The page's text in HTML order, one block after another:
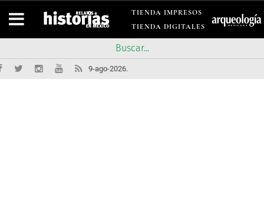
TIENDA IMPRESOS
TIENDA DIGITALES
9-ago-2026.